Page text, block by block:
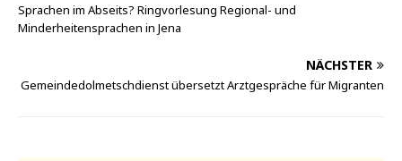
Sprachen im Abseits? Ringvorlesung Regional- und
Minderheitensprachen in Jena
NÄCHSTER
Gemeindedolmetschdienst übersetzt Arztgespräche für Migranten